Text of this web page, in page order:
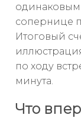
одинаковым
сопернице
Итоговый
по ходу
минута.
Что